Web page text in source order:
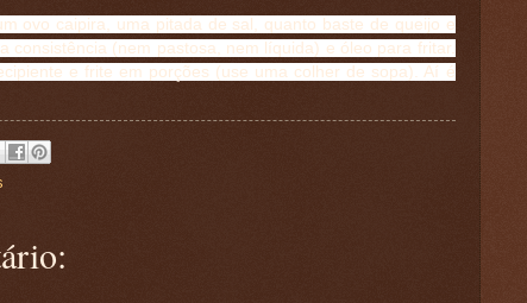
ovo caipira, uma pitada de sal, quanto baste de queijo e
consistência (nem pastosa, nem líquida) e óleo para fritar.
e frite em porções (use uma colher de sopa). Aí é